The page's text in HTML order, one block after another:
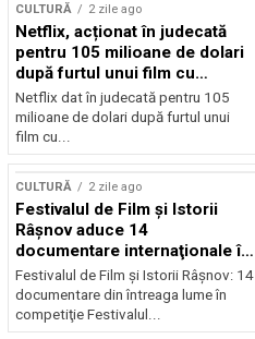
CULTURĂ 2 zile ago
Netflix, acționat în judecată
pentru 105 milioane de dolari
după furtul unui film cu
Nicolas Cage
Netflix dat în judecată pentru 105
milioane de dolari după furtul unui
film cu...
CULTURĂ 2 zile ago
Festivalul de Film şi Istorii
Râşnov aduce 14
documentare internaţionale în
premieră
Festivalul de Film şi Istorii Râşnov: 14
documentare din întreaga lume în
competiţie Festivalul...